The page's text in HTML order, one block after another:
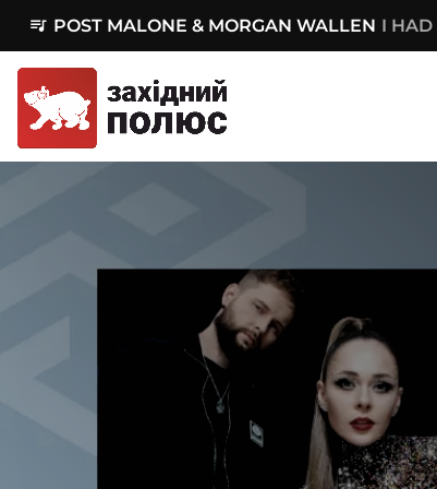
queue_music POST MALONE & MORGAN WALLEN I HAD